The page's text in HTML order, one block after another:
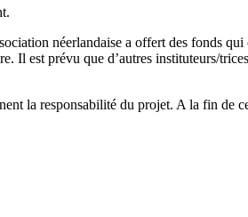
néerlandaise a offert des fonds
Il est prévu que d’autres instituteurs/
la responsabilité du projet. A la fin de